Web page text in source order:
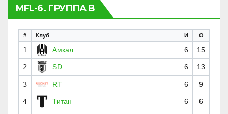
MFL-6. ГРУППА B
# Клуб И О
1 Амкал 6 15
2 SD 6 13
3 RT 6 9
4 Титан 6 6